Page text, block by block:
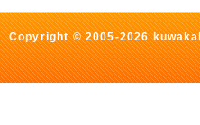
Copyright © 2005-2026